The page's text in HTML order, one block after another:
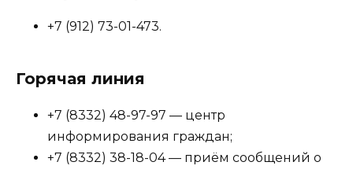
+7 (912) 73-01-473.
Горячая линия
+7 (8332) 48-97-97 — центр
информирования граждан;
+7 (8332) 38-18-04 — приём сообщений о